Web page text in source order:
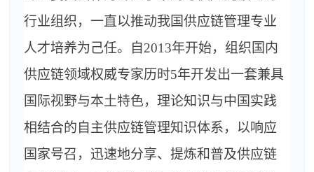
行业组织，一直以推动我国供应链管理专业
人才培养为己任。自 2013年开始，组织国内
供应链领域权威专家历时5年开发出一套兼具
国际视野与本土特色，理论知识与中国实践
相结合的自主供应链管理知识体系，以响应
国家号召，迅速地分享、提炼和普及供应链